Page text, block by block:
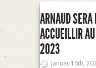
ARNAUD SERA
ACCUEILLIR
2023
Januar 16th,